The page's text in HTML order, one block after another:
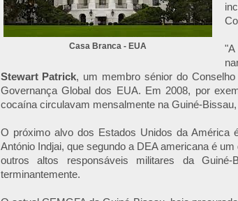
Casa Branca - EUA
"A
Stewart Patrick, um membro sénior do
Governança Global dos EUA. Em 2008, por
cocaína circulavam mensalmente na Guiné-
O próximo alvo dos Estados Unidos da América
António Indjai, que segundo a DEA americana é
outros altos responsáveis militares da
terminantemente.